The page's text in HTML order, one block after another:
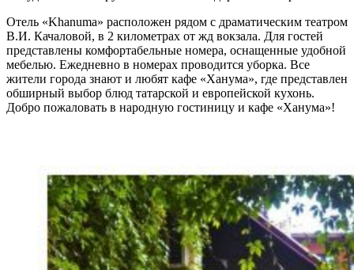
Отель «Khanuma» расположен рядом с драматическим театром
В.И. Качаловой, в 2 километрах от жд вокзала. Для гостей
представлены комфортабельные номера, оснащенные удобной
мебелью. Ежедневно в номерах проводится уборка. Все
жители города знают и любят кафе «Ханума», где представлен
обширный выбор блюд татарской и европейской кухонь.
Добро пожаловать в народную гостиницу и кафе «Ханума»!